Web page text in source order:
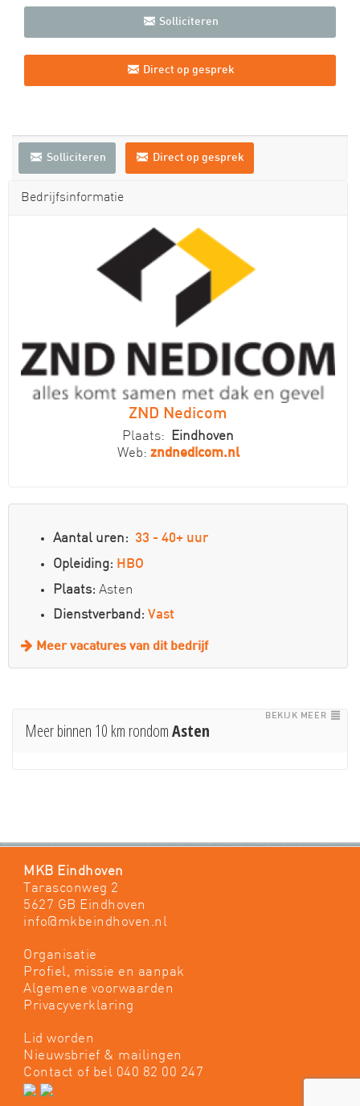
Solliciteren
Direct op gesprek
Solliciteren Direct op gesprek
Bedrijfsinformatie
ZND Nedicom
Plaats:
Eindhoven
Web: zndnedicom.nl
Aantal uren: 33 - 40+ uur
Opleiding: HBO
Plaats: Asten
Dienstverband: Vast
Meer vacatures van dit bedrijf
Meer binnen 10 km rondomAsten
BEKIJK MEER
MKB Eindhoven
Tarasconweg 2
5627 GB Eindhoven
info@mkbeindhoven.nl
Organisatie
Profiel, missie en aanpak
Algemene voorwaarden
Privacyverklaring
Lid worden
Nieuwsbrief & mailingen
Contact of bel 040 82 00 247